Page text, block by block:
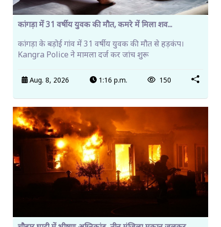
कांगड़ा में 31 वर्षीय युवक की मौत, कमरे में मिला शव...
कांगड़ा के बड़ोई गांव में 31 वर्षीय युवक की मौत से हड़कंप।
Kangra Police ने मामला दर्ज कर जांच शुरू
Aug. 8, 2026 1:16 p.m. 150